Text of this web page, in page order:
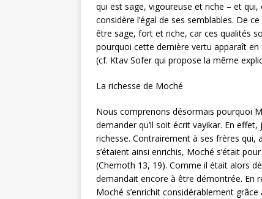
qui est sage, vigoureuse et riche – et
considère l’égal de ses semblables. De
être sage, fort et riche, car ces qualités
pourquoi cette dernière vertu apparaît en
(cf. Ktav Sofer qui propose la même
La richesse de Moché
Nous comprenons désormais pourquoi
demander qu’il soit écrit vayikar. En
richesse. Contrairement à ses frères qui,
s’étaient ainsi enrichis, Moché s’était
(Chemoth 13, 19). Comme il était alors
demandait encore à être démontrée. En
Moché s’enrichit considérablement